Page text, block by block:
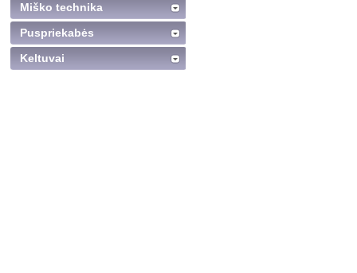
Miško technika
Puspriekabės
Keltuvai